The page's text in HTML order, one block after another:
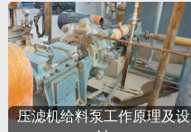
压滤机给料泵工作原理及设